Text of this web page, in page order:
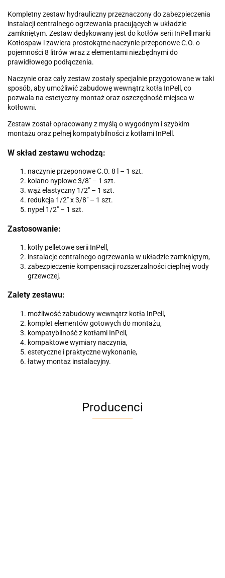
Kompletny zestaw hydrauliczny przeznaczony do zabezpieczenia
instalacji centralnego ogrzewania pracujących w układzie
zamkniętym. Zestaw dedykowany jest do kotłów serii InPell marki
Kotłospaw i zawiera prostokątne naczynie przeponowe C.O. o
pojemności 8 litrów wraz z elementami niezbędnymi do
prawidłowego podłączenia.
Naczynie oraz cały zestaw zostały specjalnie przygotowane w taki
sposób, aby umożliwić zabudowę wewnątrz kotła InPell, co
pozwala na estetyczny montaż oraz oszczędność miejsca w
kotłowni.
Zestaw został opracowany z myślą o wygodnym i szybkim
montażu oraz pełnej kompatybilności z kotłami InPell.
W skład zestawu wchodzą:
naczynie przeponowe C.O. 8 l – 1 szt.
kolano nyplowe 3/8" – 1 szt.
wąż elastyczny 1/2" – 1 szt.
redukcja 1/2" x 3/8" – 1 szt.
nypel 1/2" – 1 szt.
Zastosowanie:
kotły pelletowe serii InPell,
instalacje centralnego ogrzewania w układzie zamkniętym,
zabezpieczenie kompensacji rozszerzalności cieplnej wody
grzewczej.
Zalety zestawu:
możliwość zabudowy wewnątrz kotła InPell,
komplet elementów gotowych do montażu,
kompatybilność z kotłami InPell,
kompaktowe wymiary naczynia,
estetyczne i praktyczne wykonanie,
łatwy montaż instalacyjny.
Producenci